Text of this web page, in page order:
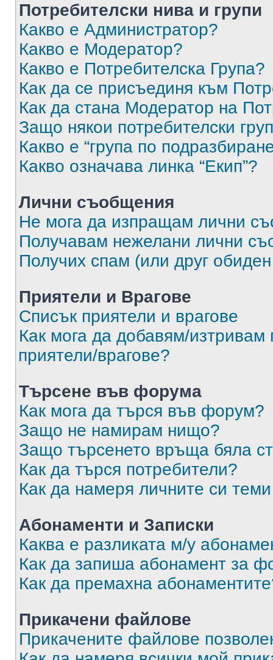
Потребителски нива и групи
Какво е Администратор?
Какво е Модератор?
Какво е Потребителска Група?
Как да се присъединя към
Как да стана Модератор на
Защо някои потребителски
Какво е “група по
Какво означава линка “Екип”?
Лични съобщения
Не мога да изпращам лични
Получавам нежелани лични
Получих спам (или друг
Приятели и Врагове
Списък приятели и врагове
Как мога да добавям/изтривам
приятели/врагове?
Търсене във форума
Как мога да търся във форум?
Защо не намирам нищо?
Защо търсенето връща бяла
Как да търся потребители?
Как да намеря личните си
Абонаменти и Записки
Каква е разликата м/у
Как да запиша абонамент за
Как да премахна
Прикачени файлове
Прикачените файлове